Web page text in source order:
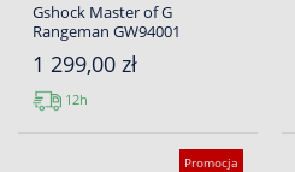
Gshock Master of G
Rangeman GW94001
1 299,00 zł
12h
Promocja